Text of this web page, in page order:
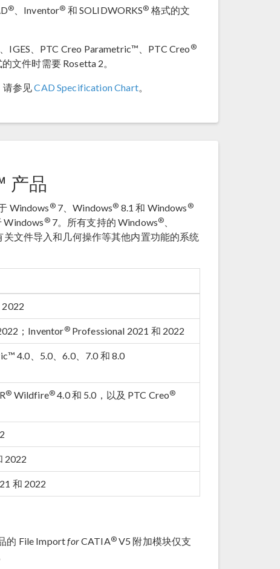
®、Inventor® 和 SOLIDWORKS® 格式的文
IGES、PTC Creo Parametric™、PTC Creo ®
文件时需要 Rosetta 2。
请参见CAD Specification Chart。
产品
Windows ®7、Windows® 8.1 和 Windows ®
Windows®7。所有支持的 Windows®
文件导入和几何操作等其他内置功能的系统
2022
；Inventor®Professional 2021 和 2022
4.0、5.0、6.0、7.0 和 8.0
® Wildfire® 4.0 和 5.0，以及 PTC Creo®
2022
和 2022
的 File ImportforCATIA®V5 附加模块仅支